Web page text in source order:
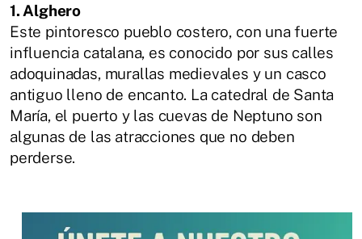
1. Alghero
Este pintoresco pueblo costero, con una fuerte
influencia catalana, es conocido por sus calles
adoquinadas, murallas medievales y un casco
antiguo lleno de encanto. La catedral de Santa
María, el puerto y las cuevas de Neptuno son
algunas de las atracciones que no deben
perderse.